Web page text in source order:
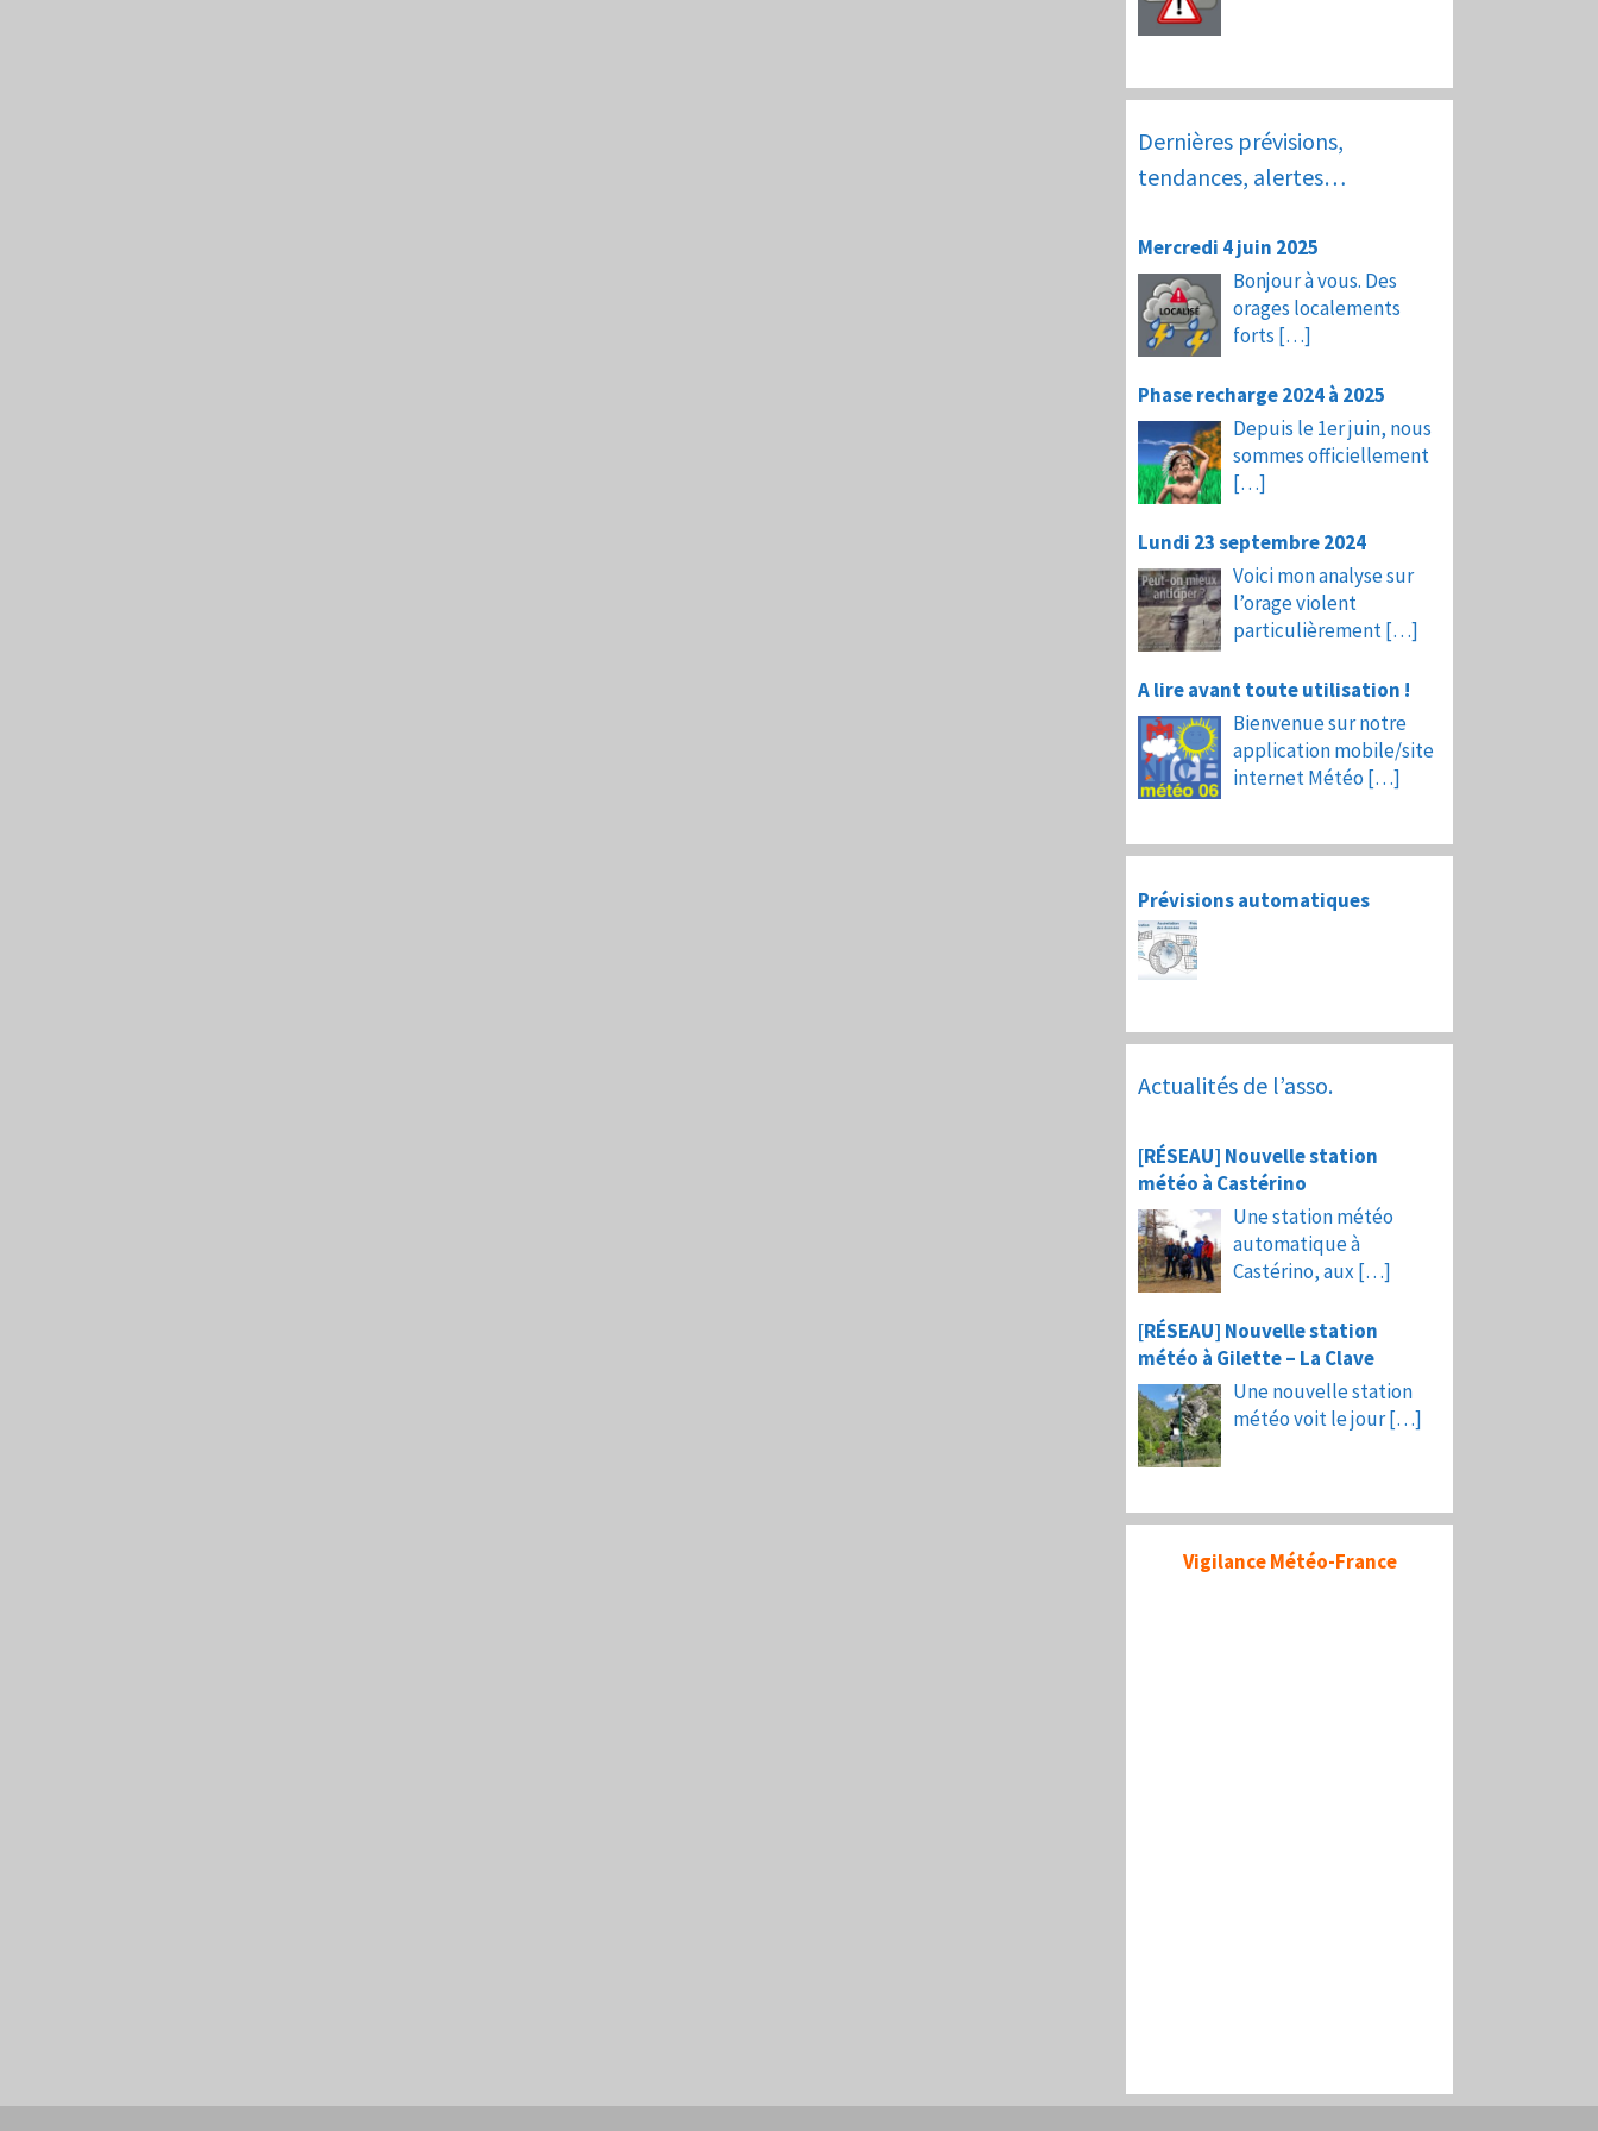
Dernières prévisions,
tendances, alertes…
Mercredi 4 juin 2025
Bonjour à vous. Des
orages localements
forts […]
Phase recharge 2024 à 2025
Depuis le 1er juin, nous
sommes officiellement
[…]
Lundi 23 septembre 2024
Voici mon analyse sur
l’orage violent
particulièrement[…]
A lire avant toute utilisation !
Bienvenue sur notre
application mobile/site
internet Météo […]
Prévisions automatiques
Actualités de l’asso.
[RÉSEAU] Nouvelle station
météo à Castérino
Une station météo
automatique à
Castérino, aux […]
[RÉSEAU] Nouvelle station
météo à Gilette – La Clave
Une nouvelle station
météo voit le jour[…]
Vigilance Météo-France